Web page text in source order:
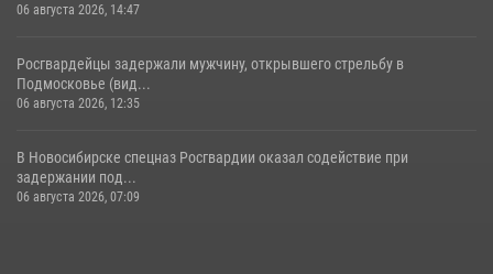
06 августа 2026, 14:47
Росгвардейцы задержали мужчину, открывшего стрельбу в
Подмосковье (вид...
06 августа 2026, 12:35
В Новосибирске спецназ Росгвардии оказал содействие при
задержании под...
06 августа 2026, 07:09